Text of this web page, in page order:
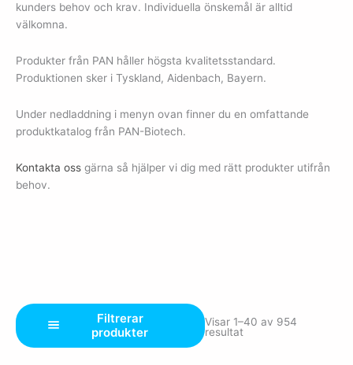
kunders behov och krav. Individuella önskemål är alltid
välkomna.
Produkter från PAN håller högsta kvalitetsstandard.
Produktionen sker i Tyskland, Aidenbach, Bayern.
Under nedladdning i menyn ovan finner du en omfattande
produktkatalog från PAN-Biotech.
Kontakta oss gärna så hjälper vi dig med rätt produkter utifrån
behov.
Filtrerar
produkter
Visar 1–40 av 954
resultat